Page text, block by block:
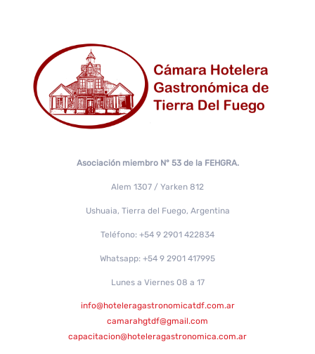
Asociación miembro N° 53 de la FEHGRA.
Alem 1307 / Yarken 812
Ushuaia, Tierra del Fuego, Argentina
Teléfono: +54 9 2901 422834
Whatsapp: +54 9 2901 417995
Lunes a Viernes 08 a 17
info@hoteleragastronomicatdf.com.ar
camarahgtdf@gmail.com
capacitacion@hoteleragastronomica.com.ar